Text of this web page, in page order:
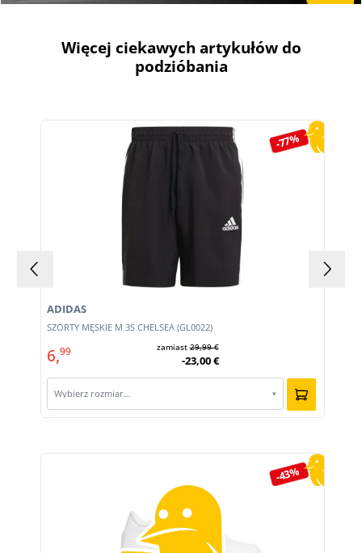
Więcej ciekawych artykułów do
podzióbania
Pomiń galerię produktów
-77%
SZORTY MĘSKIE M 3S CHELSEA (GL0022)
ADIDAS
6,99 zamiast29,99 €
-23,00 €
Wybierz rozmiar… ▾
-43%